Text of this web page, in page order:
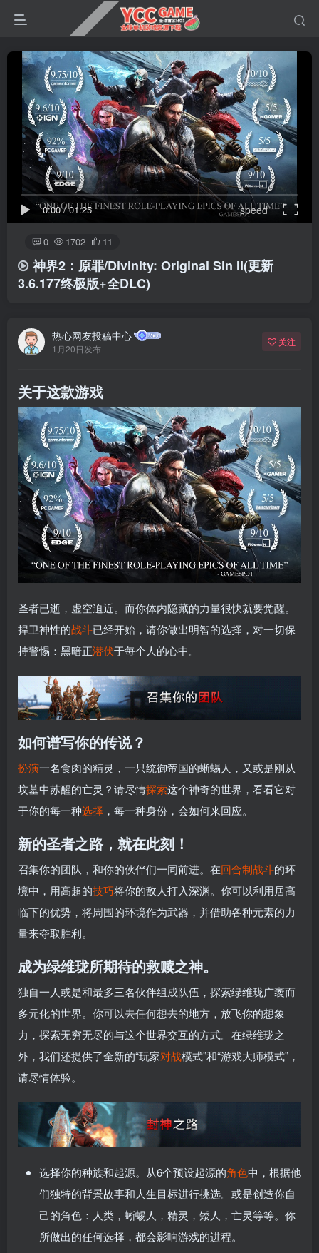
0:00/01:25 speed
0 1702 11
神界2：原罪/Divinity: Original Sin II(更新
3.6.177终极版+全DLC)
热心网友投稿中心
1月20日发布
关注
关于这款游戏
圣者已逝，虚空迫近。而你体内隐藏的力量很快就要觉醒。
捍卫神性的战斗已经开始，请你做出明智的选择，对一切保
持警惕：黑暗正潜伏于每个人的心中。
如何谱写你的传说？
扮演一名食肉的精灵，一只统御帝国的蜥蜴人，又或是刚从
坟墓中苏醒的亡灵？请尽情探索这个神奇的世界，看看它对
于你的每一种选择 ，每一种身份，会如何来回应。
新的圣者之路，就在此刻！
召集你的团队，和你的伙伴们一同前进。在回合制战斗的环
境中，用高超的技巧将你的敌人打入深渊。你可以利用居高
临下的优势，将周围的环境作为武器，并借助各种元素的力
量来夺取胜利。
成为绿维珑所期待的救赎之神。
独自一人或是和最多三名伙伴组成队伍，探索绿维珑广袤而
多元化的世界。你可以去任何想去的地方，放飞你的想象
力，探索无穷无尽的与这个世界交互的方式。在绿维珑之
外，我们还提供了全新的“玩家对战模式”和“游戏大师模式”，
请尽情体验。
选择你的种族和起源。从6个预设起源的角色中，根据他
们独特的背景故事和人生目标进行挑选。或是创造你自
己的角色：人类，蜥蜴人，精灵，矮人，亡灵等等。你
所做出的任何选择，都会影响游戏的进程。